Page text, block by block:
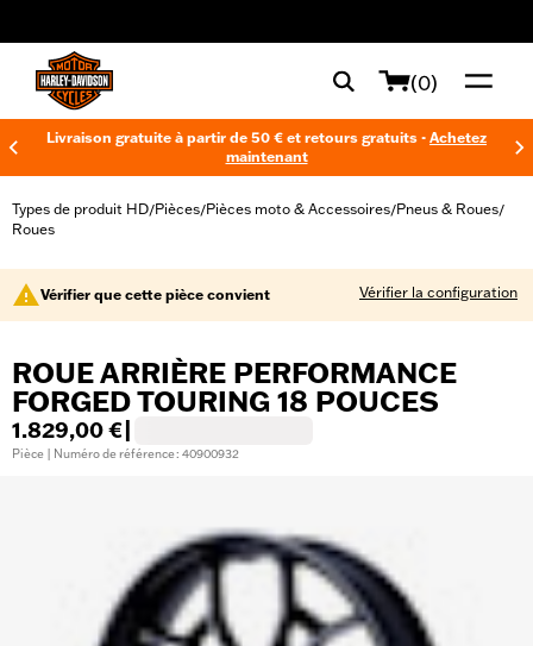
(0)
Livraison gratuite à partir de 50 € et retours gratuits - Achetez
maintenant
Types de produit HD/Pièces/Pièces moto & Accessoires/Pneus & Roues/
Roues
Vérifier que cette pièce convient Vérifier la configuration
ROUE ARRIÈRE PERFORMANCE
FORGED TOURING 18 POUCES
1.829,00 €
Pièce | Numéro de référence : 40900932